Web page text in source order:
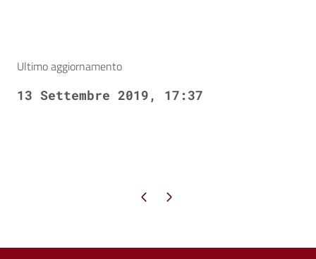
Ultimo aggiornamento
13 Settembre 2019, 17:37
Pagina precedente
Pagina successiva